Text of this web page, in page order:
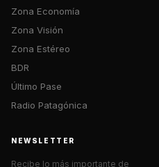
Zona Economía
Zona Visión
Zona Estéreo
BDR
Último Pase
Radio Patagónica
NEWSLETTER
Recibe lo más importante de